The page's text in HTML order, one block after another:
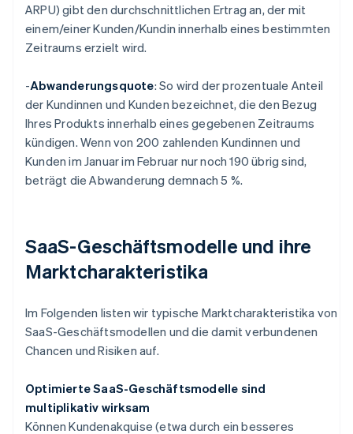
ARPU) gibt den durchschnittlichen Ertrag an, der mit
einem/einer Kunden/Kundin innerhalb eines bestimmten
Zeitraums erzielt wird.
-Abwanderungsquote: So wird der prozentuale Anteil
der Kundinnen und Kunden bezeichnet, die den Bezug
Ihres Produkts innerhalb eines gegebenen Zeitraums
kündigen. Wenn von 200 zahlenden Kundinnen und
Kunden im Januar im Februar nur noch 190 übrig sind,
beträgt die Abwanderung demnach 5 %.
SaaS-Geschäftsmodelle und ihre
Marktcharakteristika
Im Folgenden listen wir typische Marktcharakteristika von
SaaS-Geschäftsmodellen und die damit verbundenen
Chancen und Risiken auf.
Optimierte SaaS-Geschäftsmodelle sind
multiplikativ wirksam
Können Kundenakquise (etwa durch ein besseres